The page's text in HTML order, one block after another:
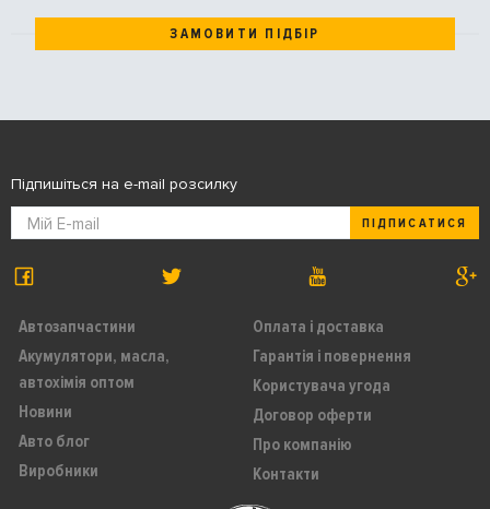
ЗАМОВИТИ ПІДБІР
Автозапчастини
Акумулятори, масла,
автохімія оптом
Новини
Авто блог
Виробники
Оплата і доставка
Гарантія і повернення
Користувача угода
Договор оферти
Про компанію
Контакти
Підпишіться на e-mail розсилку
ПІДПИСАТИСЯ